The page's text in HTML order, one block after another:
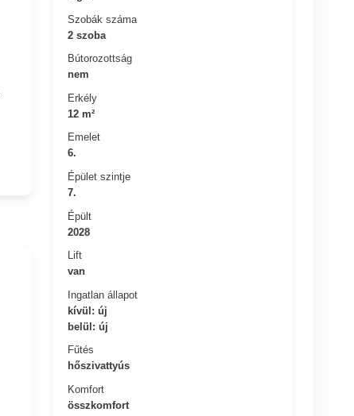
Szobák száma
2 szoba
Bútorozottság
nem
Erkély
12 m²
Emelet
6.
Épület szintje
7.
Épült
2028
Lift
van
Ingatlan állapot
kívül: új
belül: új
Fűtés
hőszivattyús
Komfort
összkomfort